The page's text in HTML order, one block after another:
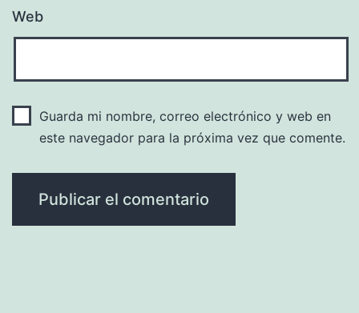
Web
Guarda mi nombre, correo electrónico y web en
este navegador para la próxima vez que comente.